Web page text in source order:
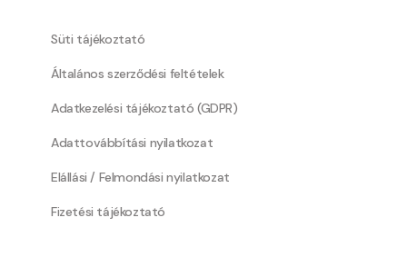
Süti tájékoztató
Általános szerződési feltételek
Adatkezelési tájékoztató (GDPR)
Adattovábbítási nyilatkozat
Elállási / Felmondási nyilatkozat
Fizetési tájékoztató